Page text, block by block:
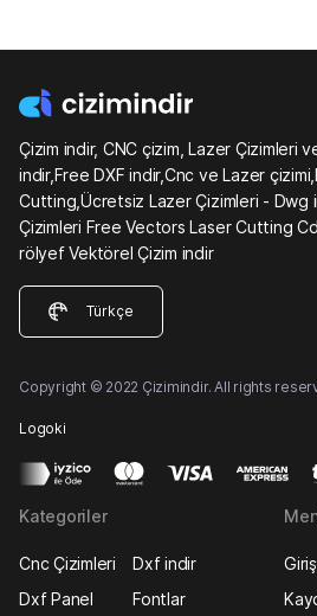
Çizim indir, CNC çizim, Lazer Çizimleri
indir,Free DXF indir,Cnc ve Lazer
Cutting,Ücretsiz Lazer Çizimleri - Dwg
Çizimleri Free Vectors Laser Cutting
rölyef Vektörel Çizim indir
Türkçe
Copyright © 2022 Çizimindir. All rights
Logoki
Kategoriler
Cnc Çizimleri
Dxf indir
Dxf Panel
Fontlar